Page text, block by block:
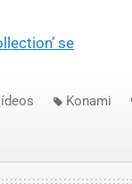
se
Konami